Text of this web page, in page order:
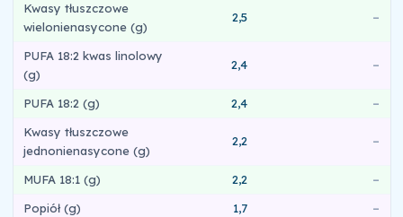
Kwasy tłuszczowe
wielonienasycone (g)
2,5 –
PUFA 18:2 kwas linolowy
(g)
2,4 –
PUFA 18:2 (g) 2,4
–
Kwasy tłuszczowe
jednonienasycone (g)
2,2 –
MUFA 18:1 (g) 2,2
–
Popiół (g)
1,7
–